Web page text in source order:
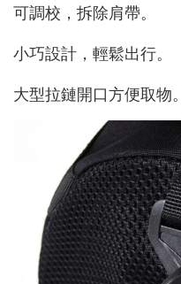
可調校，拆除肩帶。
小巧設計，輕鬆出行。
大型拉鏈開口方便取物。